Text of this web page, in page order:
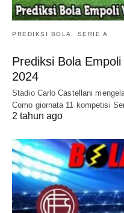
PREDIKSI BOLA SERIE A
Prediksi Bola
2024
Stadio Carlo Castellani
Como giornata 11 kompetisi
2 tahun ago